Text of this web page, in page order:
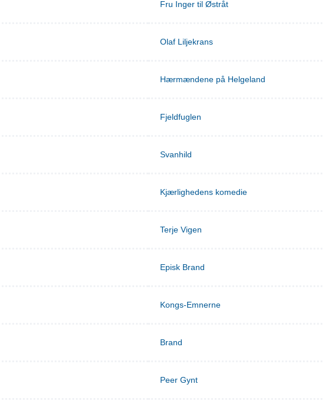
Fru Inger til Østråt
Olaf Liljekrans
Hærmændene på Helgeland
Fjeldfuglen
Svanhild
Kjærlighedens komedie
Terje Vigen
Episk Brand
Kongs-Emnerne
Brand
Peer Gynt